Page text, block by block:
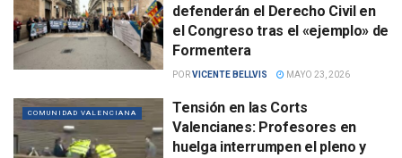
defenderán el Derecho Civil en
el Congreso tras el «ejemplo» de
Formentera
PORVICENTE BELLVIS MAYO 23, 2026
COMUNIDAD VALENCIANA
Tensión en las Corts
Valencianes: Profesores en
huelga interrumpen el pleno y